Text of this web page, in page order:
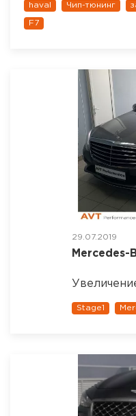
haval Чип-тюнинг
F7
29.07.2019
Mercedes-
Stage1